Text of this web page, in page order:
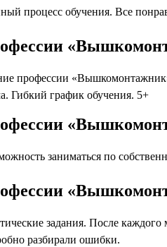
процесс обучения. Все
профессии
Гибкий график обучения. 5+
заниматься по
задания. После
разбирали ошибки.